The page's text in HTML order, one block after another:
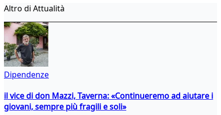
Altro di Attualità
Dipendenze
il vice di don Mazzi, Taverna: «Continueremo ad aiutare i
giovani, sempre più fragili e soli»